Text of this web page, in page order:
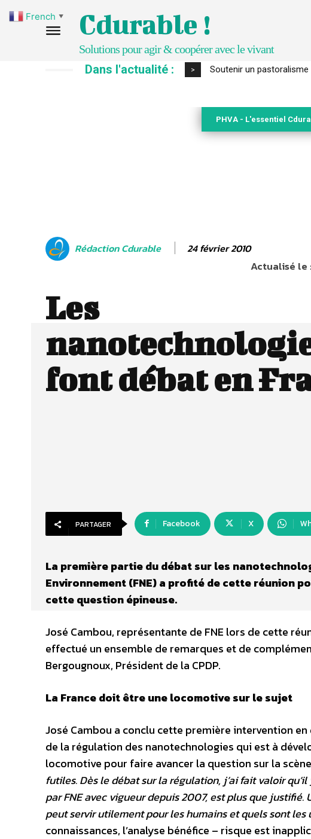
Cdurable !
Solutions pour agir & coopérer avec le vivant
Dans l'actualité : > S’inspirer de l’arbre
PHVA - L'essentiel
Rédaction Cdurable 24 février 2010
Actualisé le
Les
font débat en
PARTAGER Facebook X
La première partie du débat sur les
Environnement (FNE) a profité de cette réunion
cette question épineuse.
José Cambou, représentante de FNE lors de cette
effectué un ensemble de remarques et de
Bergougnoux, Président de la CPDP.
La France doit être une locomotive sur le sujet
José Cambou a conclu cette première intervention
de la régulation des nanotechnologies qui est à
locomotive pour faire avancer la question sur la
futiles. Dès le débat sur la régulation, j’ai fait valoir
par FNE avec vigueur depuis 2007, est plus que
peut servir utilement pour les humains et quels sont les
connaissances, l’analyse bénéfice – risque est
French ▼